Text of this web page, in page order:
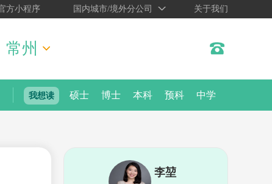
方小程序 国内城市/境外分公司 关于我们
常州
我想读 硕士 博士 本科 预科 中学
李堃